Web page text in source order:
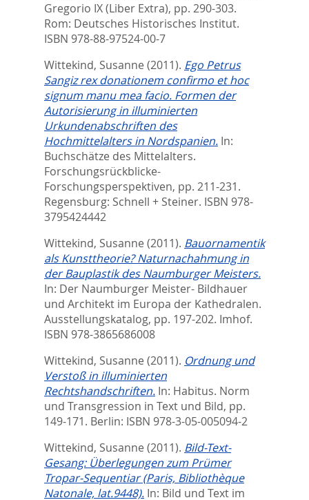
Gregorio IX (Liber Extra), pp. 290-303.
Rom: Deutsches Historisches Institut.
ISBN 978-88-97524-00-7
Wittekind, Susanne (2011). Ego Petrus
Sangiz rex donationem confirmo et hoc
signum manu mea facio. Formen der
Autorisierung in illuminierten
Urkundenabschriften des
Hochmittelalters in Nordspanien. In:
Buchschätze des Mittelalters.
Forschungsrückblicke-
Forschungsperspektiven, pp. 211-231.
Regensburg: Schnell + Steiner. ISBN 978-
3795424442
Wittekind, Susanne (2011). Bauornamentik
als Kunsttheorie? Naturnachahmung in
der Bauplastik des Naumburger Meisters.
In: Der Naumburger Meister- Bildhauer
und Architekt im Europa der Kathedralen.
Ausstellungskatalog, pp. 197-202. Imhof.
ISBN 978-3865686008
Wittekind, Susanne (2011). Ordnung und
Verstoß in illuminierten
Rechtshandschriften. In: Habitus. Norm
und Transgression in Text und Bild, pp.
149-171. Berlin: ISBN 978-3-05-005094-2
Wittekind, Susanne (2011). Bild-Text-
Gesang: Überlegungen zum Prümer
Tropar-Sequentiar (Paris, Bibliothèque
Natonale, lat.9448). In: Bild und Text im